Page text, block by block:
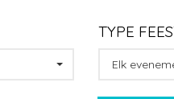
TYPE
Elk